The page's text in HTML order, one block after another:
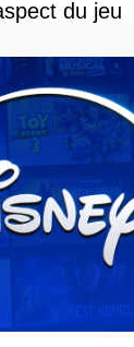
du jeu